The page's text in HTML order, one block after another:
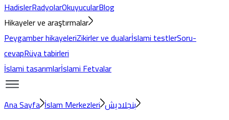
HadislerRadyolarOkuyucularBlog
Hikayeler ve araştırmalar
Peygamber hikayeleriZikirler ve dualarİslami testlerSoru-
cevapRüya tabirleri
İslami tasarımlarİslami Fetvalar
Ana Sayfa İslam Merkezleri بنجلاديش